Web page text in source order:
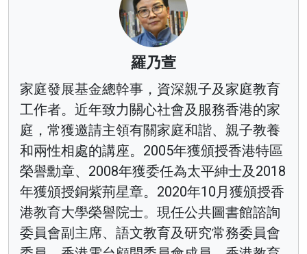
羅乃萱
家庭發展基金總幹事，資深親子及家庭教育
工作者。近年致力關心社會及服務香港的家
庭，常獲邀請主領有關家庭和諧、親子教養
和兩性相處的講座。2005年獲頒授香港特區
榮譽勳章、2008年獲委任為太平紳士及2018
年獲頒授銅紫荊星章。2020年10月獲頒授香
港教育大學榮譽院士。現任公共圖書館諮詢
委員會副主席、語文教育及研究常務委員會